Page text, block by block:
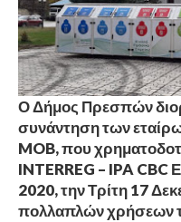
Ο Δήμος Πρεσπών
συνάντηση των
MOB, που
INTERREG – IPA
2020, την Τρίτη 17
πολλαπλών χρήσεων